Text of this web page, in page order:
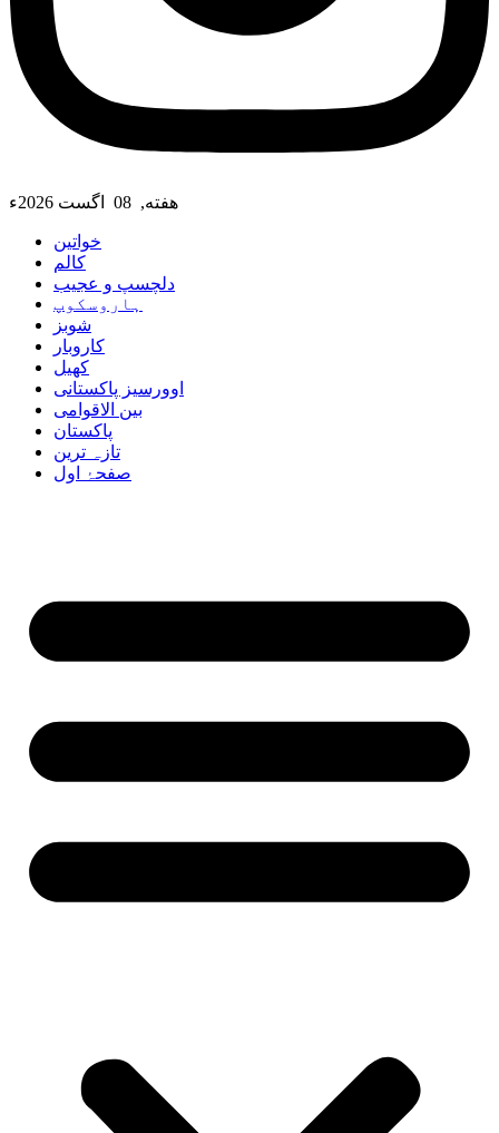
هفته, 08 اگست 2026ء
خواتین
کالم
دلچسپ و عجیب
ہاروسکوپ
شوبز
کاروبار
کھیل
اوورسیز پاکستانی
بین الاقوامی
پاکستان
تازہ ترین
صفحۂ اول